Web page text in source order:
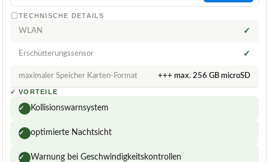
TECHNISCHE DETAILS
WLAN ✓
Erschütterungssensor ✓
maximaler Speicher Karten-Format +++ max. 256 GB microSD
✓ VORTEILE
✓ Kollisionswarnsystem
✓ optimierte Nachtsicht
✓ Warnung bei Geschwindigkeitskontrollen